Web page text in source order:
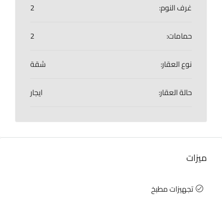
غرف النوم:
2
حمامات:
2
نوع العقار:
شقة
حالة العقار:
ايجار
ميزات
تجهيزات مطبخ